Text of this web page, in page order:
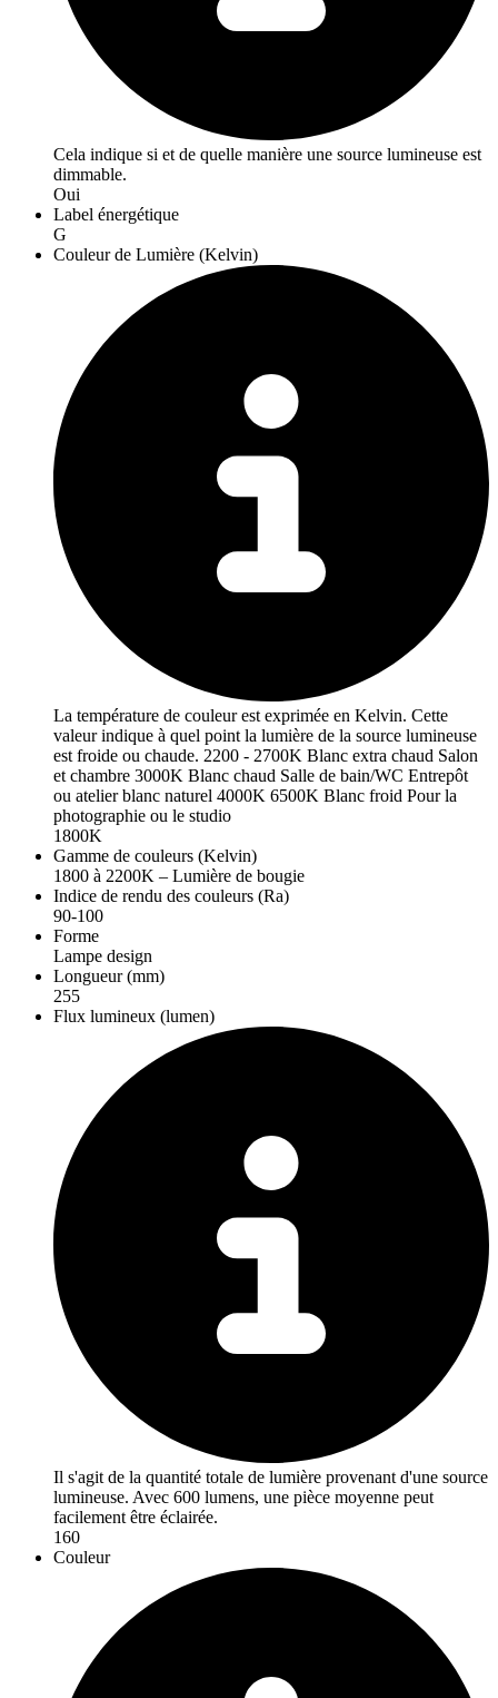
Cela indique si et de quelle manière une source lumineuse est
dimmable.
Oui
Label énergétique
G
Couleur de Lumière (Kelvin)
La température de couleur est exprimée en Kelvin. Cette
valeur indique à quel point la lumière de la source lumineuse
est froide ou chaude. 2200 - 2700K Blanc extra chaud Salon
et chambre 3000K Blanc chaud Salle de bain/WC Entrepôt
ou atelier blanc naturel 4000K 6500K Blanc froid Pour la
photographie ou le studio
1800K
Gamme de couleurs (Kelvin)
1800 à 2200K – Lumière de bougie
Indice de rendu des couleurs (Ra)
90-100
Forme
Lampe design
Longueur (mm)
255
Flux lumineux (lumen)
Il s'agit de la quantité totale de lumière provenant d'une source
lumineuse. Avec 600 lumens, une pièce moyenne peut
facilement être éclairée.
160
Couleur